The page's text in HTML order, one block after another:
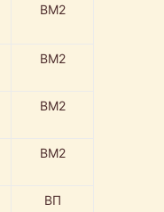
ΒΜ2
ΒΜ2
ΒΜ2
ΒΜ2
ΒΠ